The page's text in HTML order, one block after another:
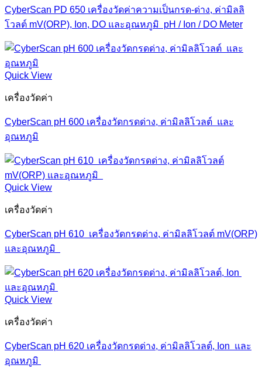
CyberScan PD 650 เครื่องวัดค่าความเป็นกรด-ด่าง, ค่ามิลลิ
โวลต์ mV(ORP), Ion, DO และอุณหภูมิ pH / Ion / DO Meter
Quick View
เครื่องวัดค่า
CyberScan pH 600 เครื่องวัดกรดด่าง, ค่ามิลลิโวลต์ และ
อุณหภูมิ
Quick View
เครื่องวัดค่า
CyberScan pH 610 เครื่องวัดกรดด่าง, ค่ามิลลิโวลต์ mV(ORP)
และอุณหภูมิ
Quick View
เครื่องวัดค่า
CyberScan pH 620 เครื่องวัดกรดด่าง, ค่ามิลลิโวลต์, Ion และ
อุณหภูมิ